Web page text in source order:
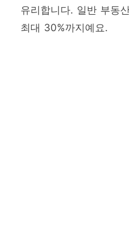
유리합니다. 일반 부동
최대 30%까지예요.